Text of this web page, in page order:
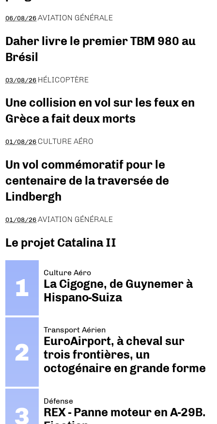
06/08/26 AVIATION GÉNÉRALE
Daher livre le premier TBM 980 au
Brésil
03/08/26 HÉLICOPTÈRE
Une collision en vol sur les feux en
Grèce a fait deux morts
01/08/26 CULTURE AÉRO
Un vol commémoratif pour le
centenaire de la traversée de
Lindbergh
01/08/26 AVIATION GÉNÉRALE
Le projet Catalina II
Culture Aéro
La Cigogne, de Guynemer à
Hispano-Suiza
Transport Aérien
EuroAirport, à cheval sur
trois frontières, un
octogénaire en grande forme
Défense
REX - Panne moteur en A-29B.